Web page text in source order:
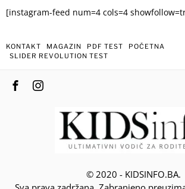
[instagram-feed num=4 cols=4
KONTAKT MAGAZIN PDF TEST
POČETNA
SLIDER REVOLUTION TEST
© 2020 - KIDSINFO.BA.